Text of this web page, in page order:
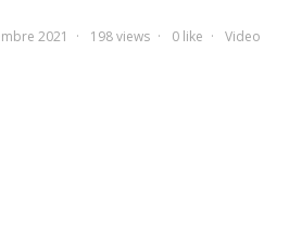
2021 198 views 0 like Video